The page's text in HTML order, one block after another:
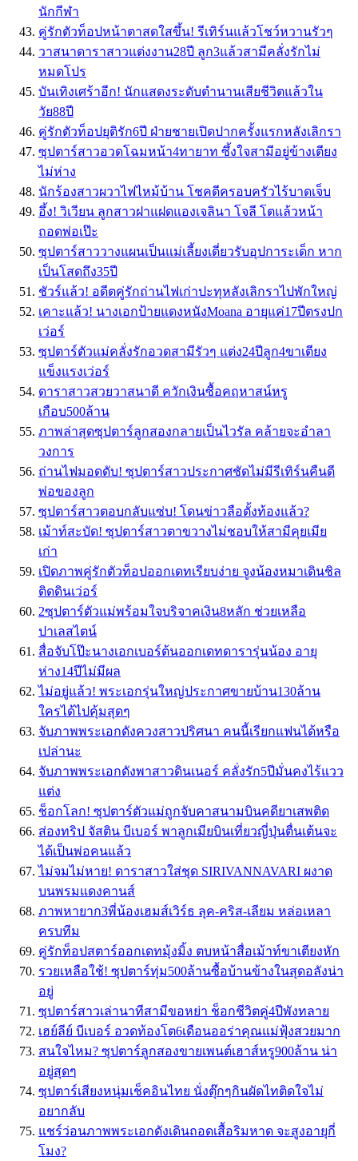
นักกีฬา
คู่รักตัวท็อปหน้าตาสดใสขึ้น! รีเทิร์นแล้วโชว์หวานรัวๆ
วาสนาดาราสาวแต่งงาน28ปี ลูก3แล้วสามีคลั่งรักไม่
หมดโปร
บันเทิงเศร้าอีก! นักแสดงระดับตำนานเสียชีวิตแล้วใน
วัย88ปี
คู่รักตัวท็อปยุติรัก6ปี ฝ่ายชายเปิดปากครั้งแรกหลังเลิกรา
ซุปตาร์สาวอวดโฉมหน้า4ทายาท ซึ้งใจสามีอยู่ข้างเตียง
ไม่ห่าง
นักร้องสาวผวาไฟไหม้บ้าน โชคดีครอบครัวไร้บาดเจ็บ
อึ้ง! วิเวียน ลูกสาวฝาแฝดแองเจลินา โจลี โตแล้วหน้า
ถอดพ่อเป๊ะ
ซุปตาร์สาววางแผนเป็นแม่เลี้ยงเดี่ยวรับอุปการะเด็ก หาก
เป็นโสดถึง35ปี
ชัวร์แล้ว! อดีตคู่รักถ่านไฟเก่าปะทุหลังเลิกราไปพักใหญ่
เคาะแล้ว! นางเอกป้ายแดงหนังMoana อายุแค่17ปีตรงปก
เว่อร์
ซุปตาร์ตัวแม่คลั่งรักอวดสามีรัวๆ แต่ง24ปีลูก4ขาเตียง
แข็งแรงเว่อร์
ดาราสาวสวยวาสนาดี ควักเงินซื้อคฤหาสน์หรู
เกือบ500ล้าน
ภาพล่าสุดซุปตาร์ลูกสองกลายเป็นไวรัล คล้ายจะอำลา
วงการ
ถ่านไฟมอดดับ! ซุปตาร์สาวประกาศชัดไม่มีรีเทิร์นคืนดี
พ่อของลูก
ซุปตาร์สาวตอบกลับแซ่บ! โดนข่าวลือตั้งท้องแล้ว?
เม้าท์สะบัด! ซุปตาร์สาวตาขวางไม่ชอบให้สามีคุยเมีย
เก่า
เปิดภาพคู่รักตัวท็อปออกเดทเรียบง่าย จูงน้องหมาเดินชิล
ติดดินเว่อร์
2ซุปตาร์ตัวแม่พร้อมใจบริจาคเงิน8หลัก ช่วยเหลือ
ปาเลสไตน์
สื่อจับโป๊ะนางเอกเบอร์ต้นออกเดทดารารุ่นน้อง อายุ
ห่าง14ปีไม่มีผล
ไม่อยู่แล้ว! พระเอกรุ่นใหญ่ประกาศขายบ้าน130ล้าน
ใครได้ไปคุ้มสุดๆ
จับภาพพระเอกดังควงสาวปริศนา คนนี้เรียกแฟนได้หรือ
เปล่านะ
จับภาพพระเอกดังพาสาวดินเนอร์ คลั่งรัก5ปีมั่นคงไร้แวว
แต่ง
ช็อกโลก! ซุปตาร์ตัวแม่ถูกจับคาสนามบินคดียาเสพติด
ส่องทริป จัสติน บีเบอร์ พาลูกเมียบินเที่ยวญี่ปุ่นตื่นเต้นจะ
ได้เป็นพ่อคนแล้ว
ไม่จมไม่หาย! ดาราสาวใส่ชุด SIRIVANNAVARI ผงาด
บนพรมแดงคานส์
ภาพหายาก3พี่น้องเฮมส์เวิร์ธ ลุค-คริส-เลียม หล่อเหลา
ครบทีม
คู่รักท็อปสตาร์ออกเดทมุ้งมิ้ง ตบหน้าสื่อเม้าท์ขาเตียงหัก
รวยเหลือใช้! ซุปตาร์ทุ่ม500ล้านซื้อบ้านข้างในสุดอลังน่า
อยู่
ซุปตาร์สาวเล่านาทีสามีขอหย่า ช็อกชีวิตคู่4ปีพังทลาย
เฮย์ลีย์ บีเบอร์ อวดท้องโต6เดือนออร่าคุณแม่ฟุ้งสวยมาก
สนใจไหม? ซุปตาร์ลูกสองขายเพนต์เฮาส์หรู900ล้าน น่า
อยู่สุดๆ
ซุปตาร์เสียงหนุ่มเช็คอินไทย นั่งตุ๊กๆกินผัดไทติดใจไม่
อยากลับ
แชร์ว่อนภาพพระเอกดังเดินถอดเสื้อริมหาด จะสูงอายุกี่
โมง?